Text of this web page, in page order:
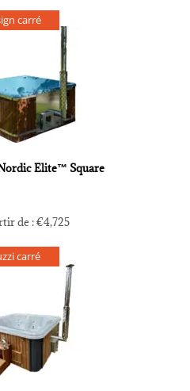
carré
Elite™ Square
de :€4,725
carré